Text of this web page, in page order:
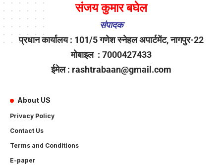
संजय कुमार बघेल
संपादक
प्रधान कार्यालय : 101/5 गणेश स्नेहल अपार्टमेंट, नागपुर-22
मोबाइल : 7000427433
ईमेल : rashtrabaan@gmail.com
About US
Privacy Policy
Contact Us
Terms and Conditions
E-paper